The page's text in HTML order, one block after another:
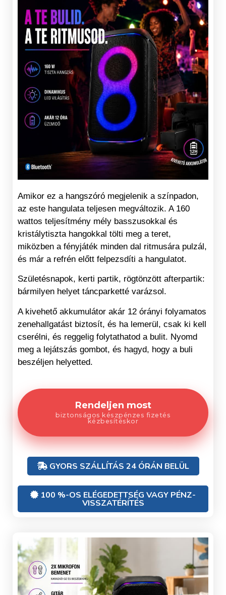
Amikor ez a hangszóró megjelenik a színpadon,
az este hangulata teljesen megváltozik. A 160
wattos teljesítmény mély basszusokkal és
kristálytiszta hangokkal tölti meg a teret,
miközben a fényjáték minden dal ritmusára pulzál,
és már a refrén előtt felpezsdíti a hangulatot.
Születésnapok, kerti partik, rögtönzött afterpartik:
bármilyen helyet táncparketté varázsol.
A kivehető akkumulátor akár 12 órányi folyamatos
zenehallgatást biztosít, és ha lemerül, csak ki kell
cserélni, és reggelig folytathatod a bulit. Nyomd
meg a lejátszás gombot, és hagyd, hogy a buli
beszéljen helyetted.
Rendeljen most
biztonságos készpénzes fizetés
kézbesítéskor
GYORS SZÁLLÍTÁS 24 ÓRÁN BELÜL
100 %-OS ELÉGEDETTSÉG VAGY PÉNZ-
VISSZATÉRÍTÉS